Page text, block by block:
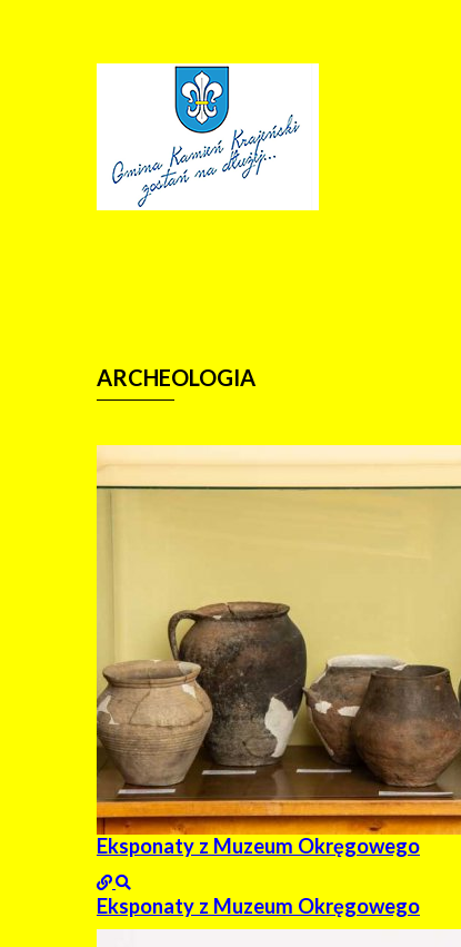
ARCHEOLOGIA
Eksponaty z Muzeum Okręgowego
Eksponaty z Muzeum Okręgowego